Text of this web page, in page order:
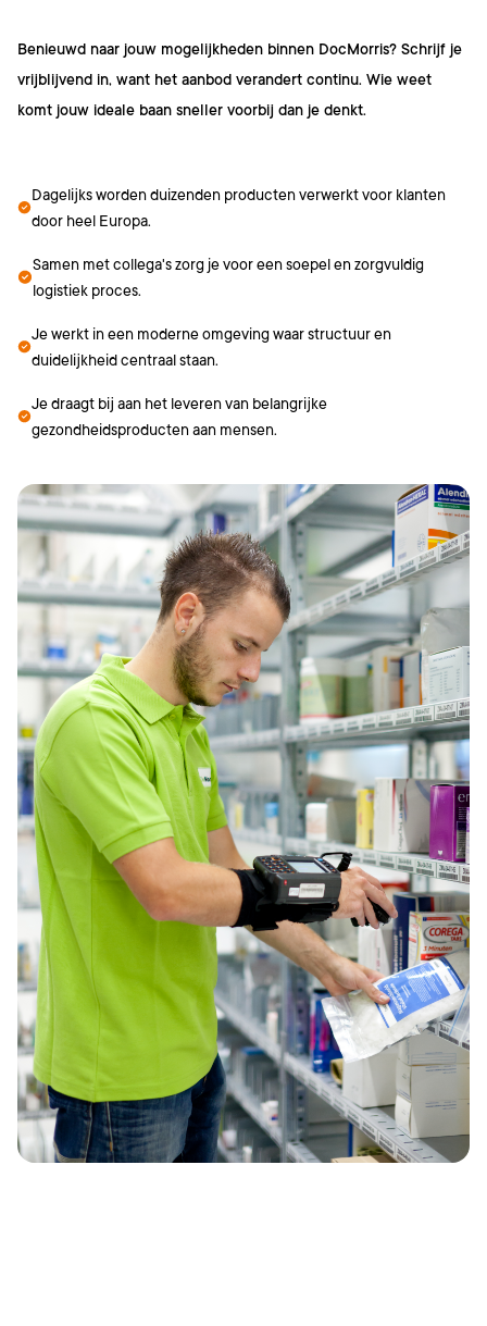
Benieuwd naar jouw mogelijkheden binnen DocMorris? Schrijf je
vrijblijvend in, want het aanbod verandert continu. Wie weet
komt jouw ideale baan sneller voorbij dan je denkt.
Dagelijks worden duizenden producten verwerkt voor klanten
door heel Europa.
Samen met collega's zorg je voor een soepel en zorgvuldig
logistiek proces.
Je werkt in een moderne omgeving waar structuur en
duidelijkheid centraal staan.
Je draagt bij aan het leveren van belangrijke
gezondheidsproducten aan mensen.